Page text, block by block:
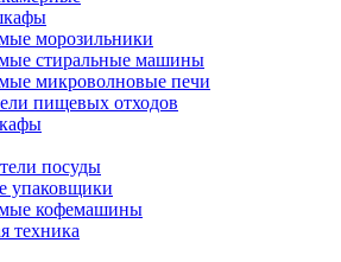
морозильники
стиральные машины
микроволновые печи
пищевых отходов
посуды
упаковщики
кофемашины
техника